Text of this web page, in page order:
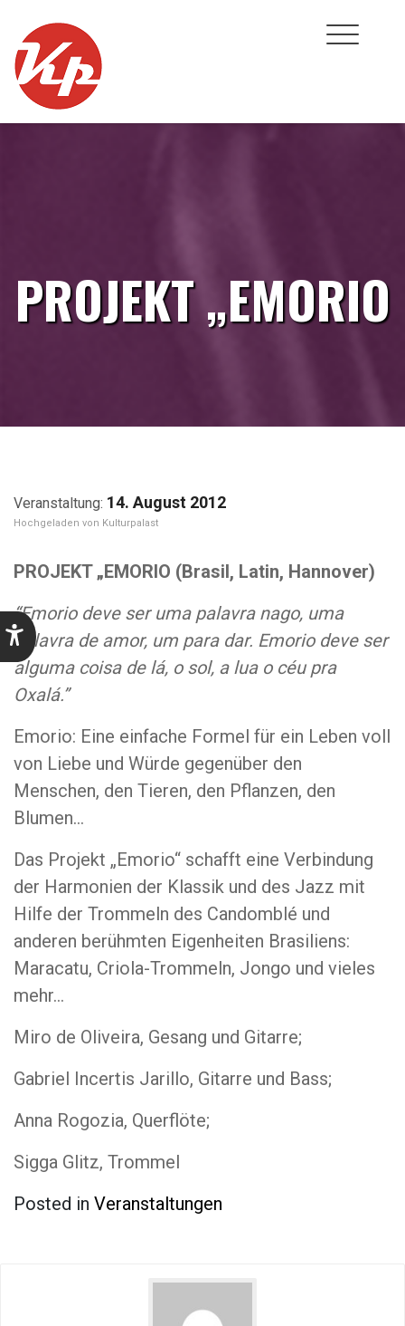
content
PROJEKT „EMORIO
14. August 2012
Kulturpalast
PROJEKT „EMORIO (Brasil, Latin, Hannover)
“Emorio deve ser uma palavra nago, uma
palavra de amor, um para dar. Emorio deve ser
alguma coisa de lá, o sol, a lua o céu pra
Oxalá.”
Emorio: Eine einfache Formel für ein Leben voll
von Liebe und Würde gegenüber den
Menschen, den Tieren, den Pflanzen, den
Blumen…
Das Projekt „Emorio“ schafft eine Verbindung
der Harmonien der Klassik und des Jazz mit
Hilfe der Trommeln des Candomblé und
anderen berühmten Eigenheiten Brasiliens:
Maracatu, Criola-Trommeln, Jongo und vieles
mehr…
Miro de Oliveira, Gesang und Gitarre;
Gabriel Incertis Jarillo, Gitarre und Bass;
Anna Rogozia, Querflöte;
Sigga Glitz, Trommel
Posted in Veranstaltungen